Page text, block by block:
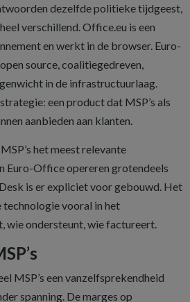
dezelfde politieke tijdgeest,
verschillend. Office.eu is een
en werkt in de browser. Euro-
source, coalitiegedreven,
in de infrastructuurlaag.
een product dat MSP’s als
aanbieden aan klanten.
het meest relevante
Euro-Office opereren grotendeels
is er expliciet voor gebouwd. Het
technologie vooral in het
wie ondersteunt, wie factureert.
MSP’s een vanzelfsprekendheid
spanning. De marges op